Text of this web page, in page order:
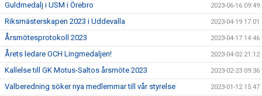
Guldmedalj i USM i Örebro 2023-06-16 09:49
Riksmästerskapen 2023 i Uddevalla 2023-04-19 17:01
Årsmötesprotokoll 2023 2023-04-17 14:46
Årets ledare OCH Lingmedaljen! 2023-04-02 21:12
Kallelse till GK Motus-Saltos årsmöte 2023 2023-02-23 09:36
Valberedning söker nya medlemmar till vår styrelse 2023-01-12 15:47